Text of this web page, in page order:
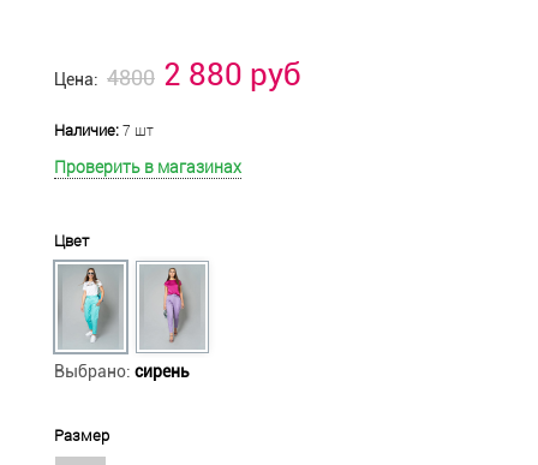
Цена: 4800 2 880 руб
Наличие:7 шт
Проверить в магазинах
Цвет
Выбрано: сирень
Размер